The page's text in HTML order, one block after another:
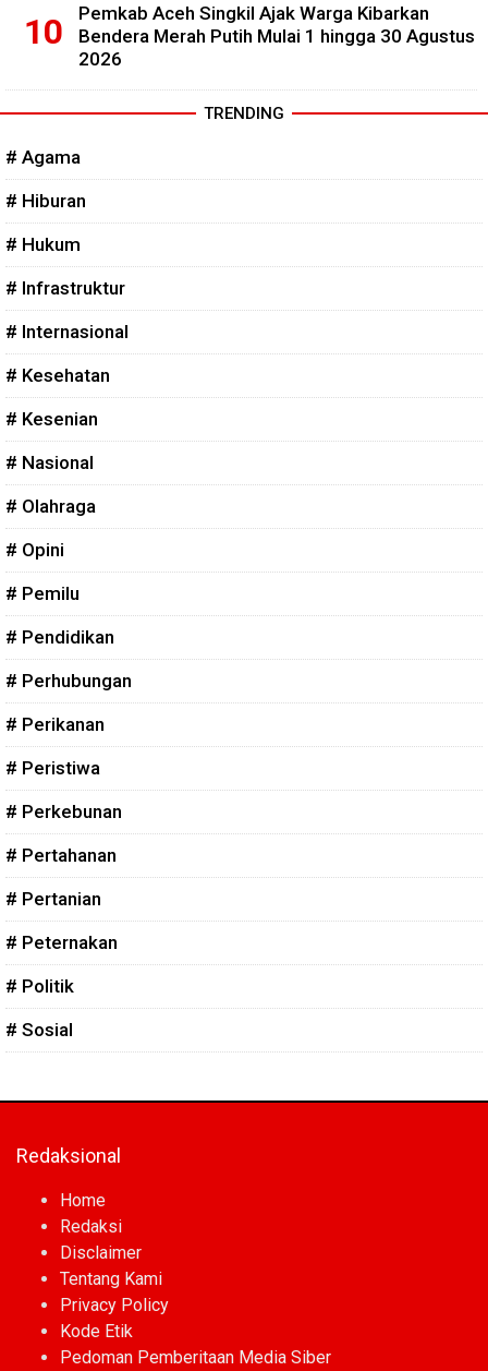
Pemkab Aceh Singkil Ajak Warga Kibarkan
Bendera Merah Putih Mulai 1 hingga 30 Agustus
2026
TRENDING
# Agama
# Hiburan
# Hukum
# Infrastruktur
# Internasional
# Kesehatan
# Kesenian
# Nasional
# Olahraga
# Opini
# Pemilu
# Pendidikan
# Perhubungan
# Perikanan
# Peristiwa
# Perkebunan
# Pertahanan
# Pertanian
# Peternakan
# Politik
# Sosial
Redaksional
Home
Redaksi
Disclaimer
Tentang Kami
Privacy Policy
Kode Etik
Pedoman Pemberitaan Media Siber